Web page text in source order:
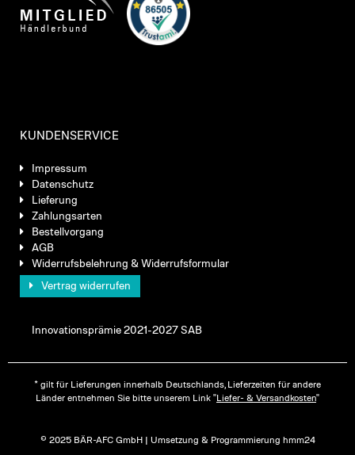
KUNDENSERVICE
Impressum
Datenschutz
Lieferung
Zahlungsarten
Bestellvorgang
AGB
Widerrufsbelehrung & Widerrufsformular
Vertrag widerrufen
Innovationsprämie 2021-2027 SAB
* gilt für Lieferungen innerhalb Deutschlands, Lieferzeiten für andere
Länder entnehmen Sie bitte unserem Link "Liefer- & Versandkosten"
© 2025 BÄR-AFC GmbH | Umsetzung & Programmierung hmm24